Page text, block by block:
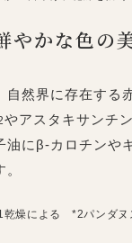
やかな色の
然界に存在する赤
やアスタキサンチ
油にβ-カロチンや
。
乾燥による *2パンダヌ